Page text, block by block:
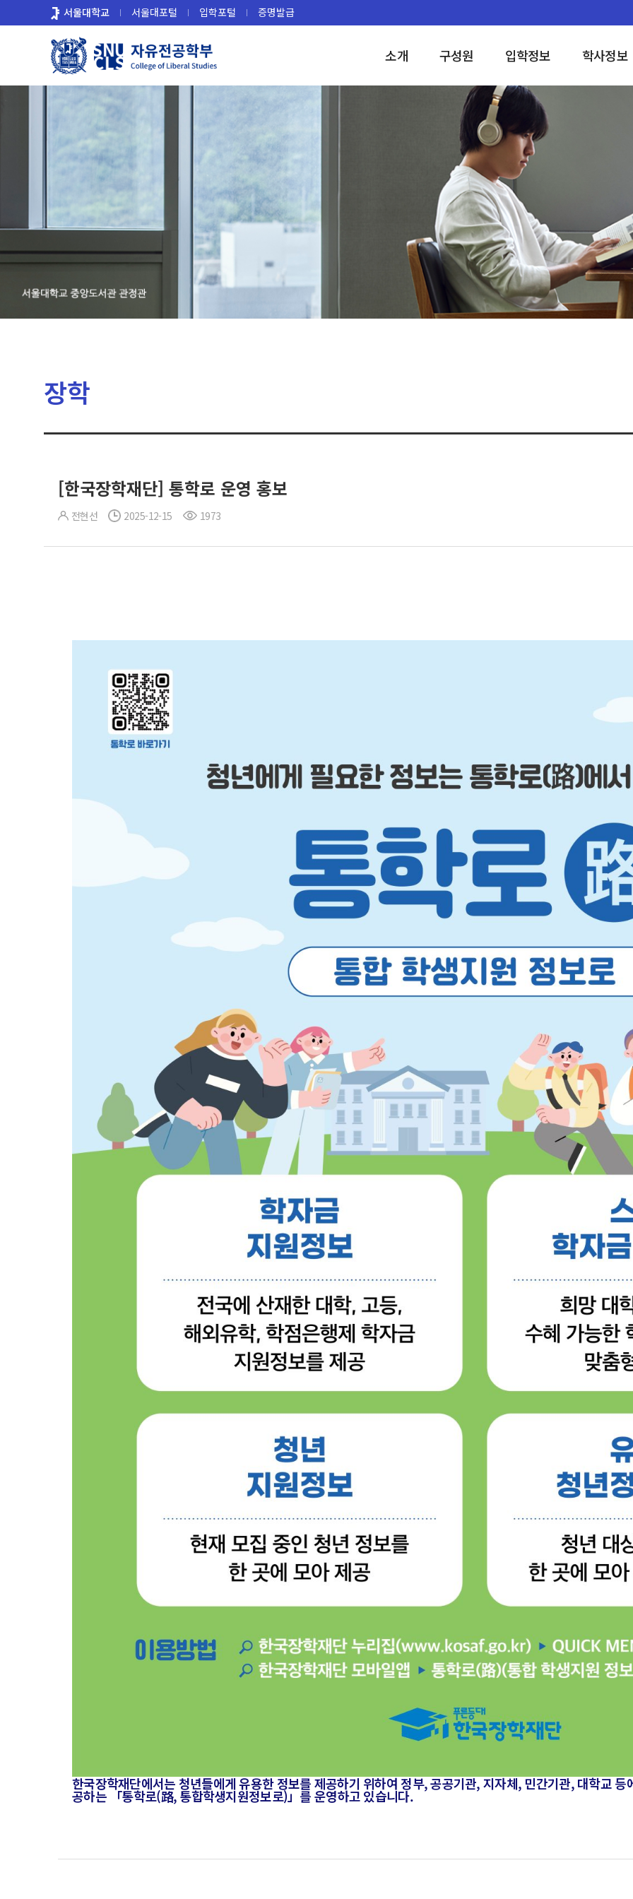
로
서울대학교 서울대포털 입학포털 증명발급
소개 구성원 입학정보 학사정보
장학
[한국장학재단] 통학로 운영 홍보
전현선 2025-12-15 1973
한국장학재단에서는 청년들에게 유용한 정보를 제공하기 위하여 정부, 공공기관, 지자체, 민간기관, 대학교
공하는 「통학로(路, 통합학생지원정보로)」를 운영하고 있습니다.